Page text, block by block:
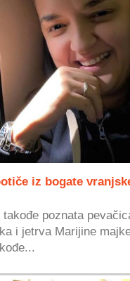
iz bogate
poznata
i jetrva Marijine